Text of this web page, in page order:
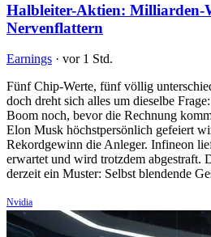
Halbleiter-Aktien: Milliarden-
Nervenflattern
Earnings · vor 1 Std.
Fünf Chip-Werte, fünf völlig
doch dreht sich alles um dieselbe
Boom noch, bevor die Rechnung
Elon Musk höchstpersönlich gefeiert
Rekordgewinn die Anleger. Infineon
erwartet und wird trotzdem abgestraft.
derzeit ein Muster: Selbst blendende
Nvidia